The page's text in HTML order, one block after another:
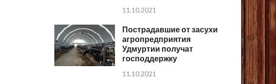
11.10.2021
Пострадавшие от засухи
агропредприятия
Удмуртии получат
господдержку
11.10.2021